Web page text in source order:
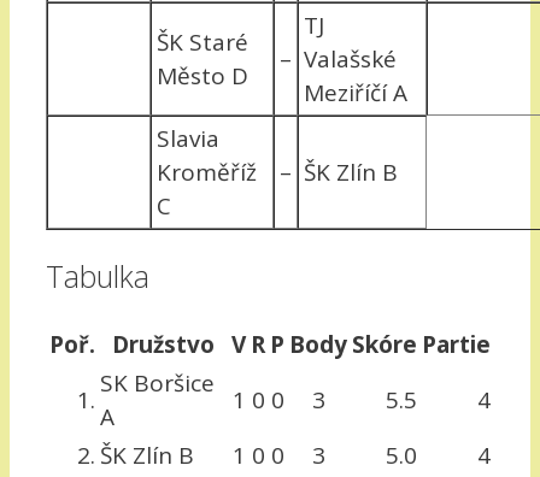
ŠK Staré
Město D
–
TJ
Valašské
Meziříčí A
Slavia
Kroměříž
C
– ŠK Zlín B
Tabulka
Poř. Družstvo V R P BodySkóre Partie
1.
SK Boršice
A
1 0 0 3 5.5
4
2. ŠK Zlín B 1 0 0 3 5.0
4